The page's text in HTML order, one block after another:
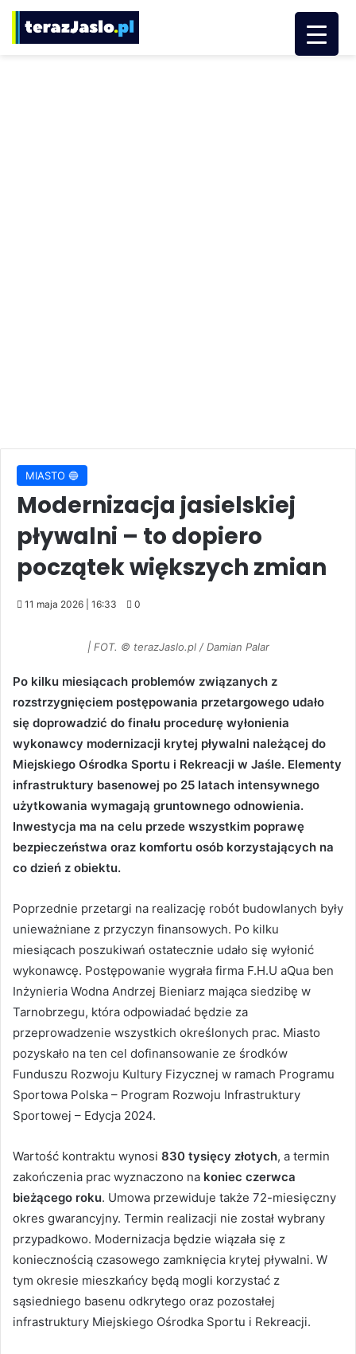
MIASTO 🔵
Modernizacja jasielskiej
pływalni – to dopiero
początek większych zmian
11 maja 2026 | 16:33 0
| FOT. © terazJaslo.pl / Damian Palar
Po kilku miesiącach problemów związanych z
rozstrzygnięciem postępowania przetargowego udało
się doprowadzić do finału procedurę wyłonienia
wykonawcy modernizacji krytej pływalni należącej do
Miejskiego Ośrodka Sportu i Rekreacji w Jaśle. Elementy
infrastruktury basenowej po 25 latach intensywnego
użytkowania wymagają gruntownego odnowienia.
Inwestycja ma na celu przede wszystkim poprawę
bezpieczeństwa oraz komfortu osób korzystających na
co dzień z obiektu.
Poprzednie przetargi na realizację robót budowlanych były
unieważniane z przyczyn finansowych. Po kilku
miesiącach poszukiwań ostatecznie udało się wyłonić
wykonawcę. Postępowanie wygrała firma F.H.U aQua ben
Inżynieria Wodna Andrzej Bieniarz mająca siedzibę w
Tarnobrzegu, która odpowiadać będzie za
przeprowadzenie wszystkich określonych prac. Miasto
pozyskało na ten cel dofinansowanie ze środków
Funduszu Rozwoju Kultury Fizycznej w ramach Programu
Sportowa Polska – Program Rozwoju Infrastruktury
Sportowej – Edycja 2024.
Wartość kontraktu wynosi 830 tysięcy złotych, a termin
zakończenia prac wyznaczono na koniec czerwca
bieżącego roku. Umowa przewiduje także 72-miesięczny
okres gwarancyjny. Termin realizacji nie został wybrany
przypadkowo. Modernizacja będzie wiązała się z
koniecznością czasowego zamknięcia krytej pływalni. W
tym okresie mieszkańcy będą mogli korzystać z
sąsiedniego basenu odkrytego oraz pozostałej
infrastruktury Miejskiego Ośrodka Sportu i Rekreacji.